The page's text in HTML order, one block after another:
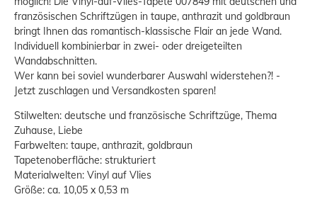
französischen Schriftzügen in taupe, anthrazit und goldbraun
bringt Ihnen das romantisch-klassische Flair an jede Wand.
Individuell kombinierbar in zwei- oder dreigeteilten
Wandabschnitten.
Wer kann bei soviel wunderbarer Auswahl widerstehen?! -
Jetzt zuschlagen und Versandkosten sparen!
Stilwelten: deutsche und französische Schriftzüge, Thema
Zuhause, Liebe
Farbwelten: taupe, anthrazit, goldbraun
Tapetenoberfläche: strukturiert
Materialwelten: Vinyl auf Vlies
Größe: ca. 10,05 x 0,53 m